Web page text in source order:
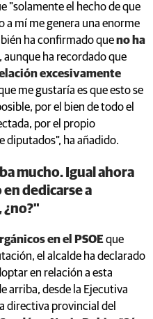
"solamente el hecho de que
a mí me genera una enorme
ha confirmado queno ha
, aunque ha recordado que
excesivamente
me gustaría es que esto se
por el bien de todo el
por el propio
diputados", ha añadido.
mucho. Igual ahora
dedicarse a
¿no?"
en el PSOEque
el alcalde ha declarado
en relación a esta
arriba, desde la Ejecutiva
directiva provincial del